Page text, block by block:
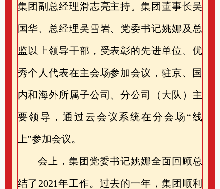
集团副总经理滑志亮主持。集团董事长吴
国华、总经理吴雪岩、党委书记姚娜及总
监以上领导干部，受表彰的先进单位、优
秀个人代表在主会场参加会议，驻京、国
内和海外所属子公司、分公司（大队）主
要领导，通过云会议系统在分会场“线
上”参加会议。
会上，集团党委书记姚娜全面回顾总
结了2021年工作。过去的一年，集团顺利